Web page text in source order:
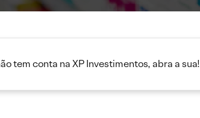
tem conta na XP Investimentos, abra a sua!